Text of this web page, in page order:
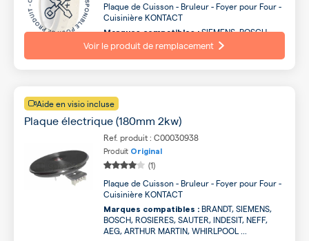
Plaque de Cuisson - Bruleur - Foyer pour Four -
Cuisinière KONTACT
Marques compatibles :SIEMENS, BOSCH,
BRANDT, NEFF, SAUTER, AEG, INDESIT,
WHIRLPOOL, ARTHUR MARTIN, GAGGENAU ...
Voir le produit de remplacement
Aide en visio incluse
Plaque électrique (180mm 2kw)
Ref. produit : C00030938
Produit Original
(1)
Plaque de Cuisson - Bruleur - Foyer pour Four -
Cuisinière KONTACT
Marques compatibles : BRANDT, SIEMENS,
BOSCH, ROSIERES, SAUTER, INDESIT, NEFF,
AEG, ARTHUR MARTIN, WHIRLPOOL ...